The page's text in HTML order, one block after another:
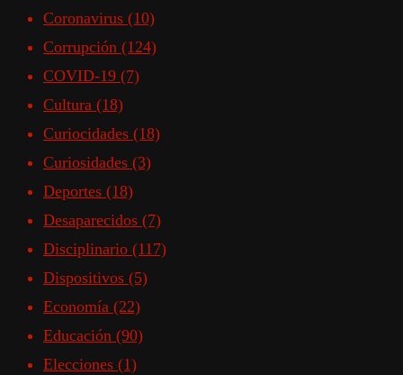
Coronavirus (10)
Corrupción (124)
COVID-19 (7)
Cultura (18)
Curiocidades (18)
Curiosidades (3)
Deportes (18)
Desaparecidos (7)
Disciplinario (117)
Dispositivos (5)
Economía (22)
Educación (90)
Elecciones (1)